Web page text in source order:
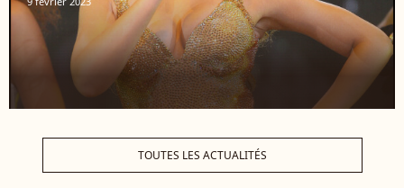
TOUTES LES ACTUALITÉS